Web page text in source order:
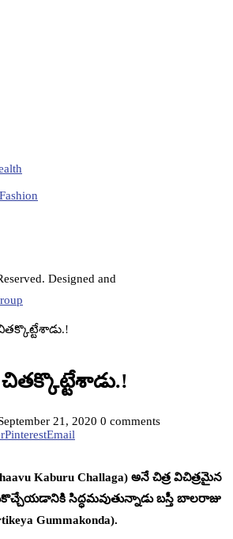
Designed and
21, 2020 0 comments
PinterestEmail
Kaburu Challaga) అనే చిత్ర విచిత్రమైన
సిద్ధమవుతున్నాడు బస్తీ బాలరాజు
Gummakonda).